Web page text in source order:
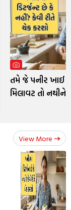
તમે જે પનીર ખાઈ
મિલાવટ તો નથીને
View More